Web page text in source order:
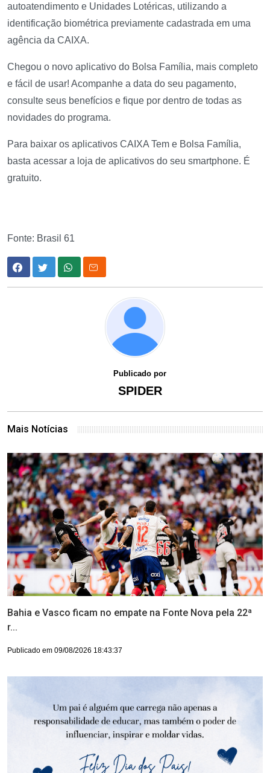
autoatendimento e Unidades Lotéricas, utilizando a
identificação biométrica previamente cadastrada em uma
agência da CAIXA.
Chegou o novo aplicativo do Bolsa Família, mais completo
e fácil de usar! Acompanhe a data do seu pagamento,
consulte seus benefícios e fique por dentro de todas as
novidades do programa.
Para baixar os aplicativos CAIXA Tem e Bolsa Família,
basta acessar a loja de aplicativos do seu smartphone. É
gratuito.
Fonte: Brasil 61
Publicado por
SPIDER
Mais Notícias
Bahia e Vasco ficam no empate na Fonte Nova pela 22ª
r...
Publicado em 09/08/2026 18:43:37